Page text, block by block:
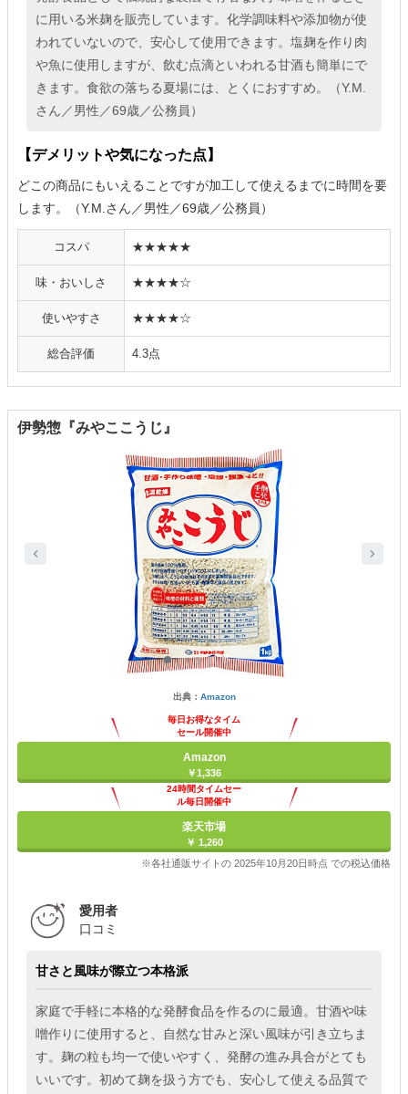
に用いる米麹を販売しています。化学調味料や添加物が使
われていないので、安心して使用できます。塩麹を作り肉
や魚に使用しますが、飲む点滴といわれる甘酒も簡単にで
きます。食欲の落ちる夏場には、とくにおすすめ。（Y.M.
さん／男性／69歳／公務員）
【デメリットや気になった点】
どこの商品にもいえることですが加工して使えるまでに時間を要
します。（Y.M.さん／男性／69歳／公務員）
コスパ ★★★★★
味・おいしさ ★★★★☆
使いやすさ ★★★★☆
総合評価 4.3点
伊勢惣『みやここうじ』
出典： Amazon
毎日お得なタイム
セール開催中
Amazon
￥1,336
24時間タイムセー
ル毎日開催中
楽天市場
￥ 1,260
※各社通販サイトの 2025年10月20日時点 での税込価格
愛用者
口コミ
甘さと風味が際立つ本格派
家庭で手軽に本格的な発酵食品を作るのに最適。甘酒や味
噌作りに使用すると、自然な甘みと深い風味が引き立ちま
す。麹の粒も均一で使いやすく、発酵の進み具合がとても
いいです。初めて麹を扱う方でも、安心して使える品質で